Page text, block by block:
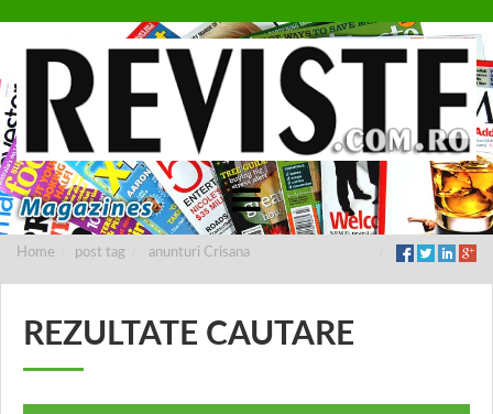
Home post tag anunturi Crisana
REZULTATE CAUTARE